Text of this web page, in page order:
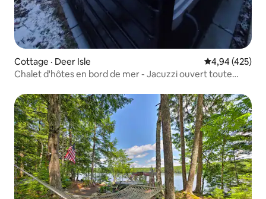
Cottage · Deer Isle Note
4,94 (425)
Chalet d'hôtes en bord de mer - Jacuzzi ouvert toute